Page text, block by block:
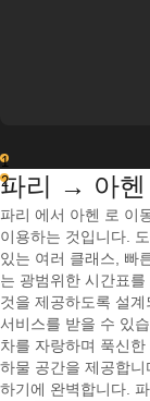
1
2
파리 → 아헨
파리 에서 아헨 로 이
이용하는 것입니다.
있는 여러 클래스, 빠
는 광범위한 시간표
것을 제공하도록 설
서비스를 받을 수 있
차를 자랑하며 푹신
하물 공간을 제공합
하기에 완벽합니다.